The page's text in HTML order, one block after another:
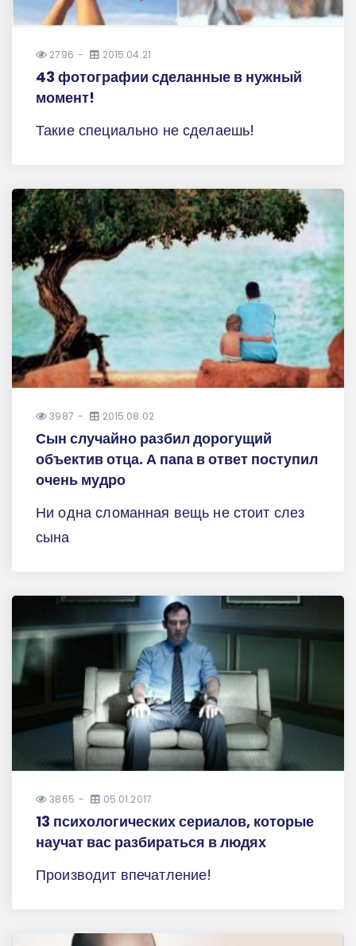
2796 2015.04.21
43 фотографии сделанные в нужный
момент!
Такие специально не сделаешь!
3987 2015.08.02
Сын случайно разбил дорогущий
объектив отца. А папа в ответ поступил
очень мудро
Ни одна сломанная вещь не стоит слез
сына
3865 05.01.2017
13 психологических сериалов, которые
научат вас разбираться в людях
Производит впечатление!